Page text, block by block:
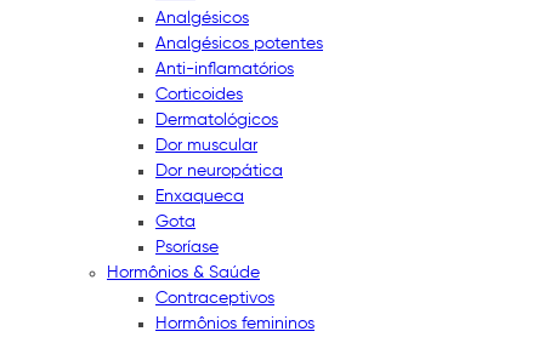
Analgésicos
Analgésicos potentes
Anti-inflamatórios
Corticoides
Dermatológicos
Dor muscular
Dor neuropática
Enxaqueca
Gota
Psoríase
Hormônios & Saúde
Contraceptivos
Hormônios femininos